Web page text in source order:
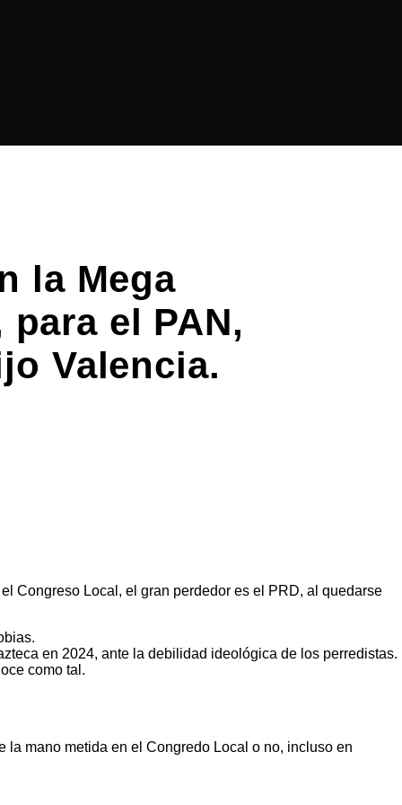
la Mega
el PAN,
Valencia.
Congreso Local, el gran perdedor es el PRD, al quedarse
en 2024, ante la debilidad ideológica de los perredistas.
como tal.
mano metida en el Congredo Local o no, incluso en